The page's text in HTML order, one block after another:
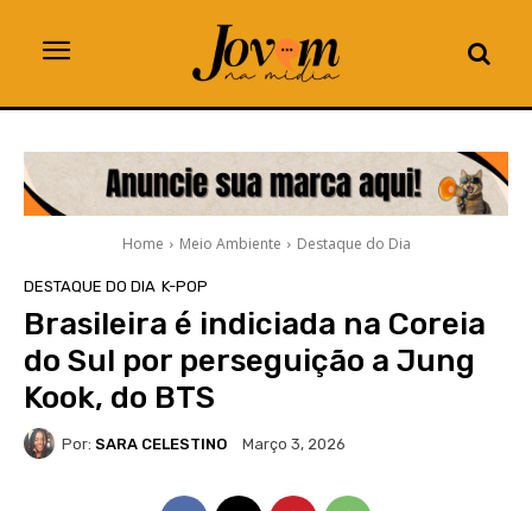
Home Meio Ambiente Destaque do Dia
DESTAQUE DO DIA K-POP
Brasileira é indiciada na Coreia
do Sul por perseguição a Jung
Kook, do BTS
Por: SARA CELESTINO Março 3, 2026